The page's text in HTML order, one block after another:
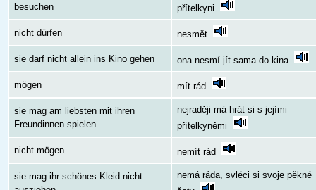
besuchen
přítelkyni
nicht dürfen nesmět
sie darf nicht allein ins Kino gehen ona nesmí jít sama do kina
mögen mít rád
sie mag am liebsten mit ihren
Freundinnen spielen
nejraději má hrát si s jejími
přítelkyněmi
nicht mögen nemít rád
sie mag ihr schönes Kleid nicht
nemá ráda, svléci si svoje pěkné